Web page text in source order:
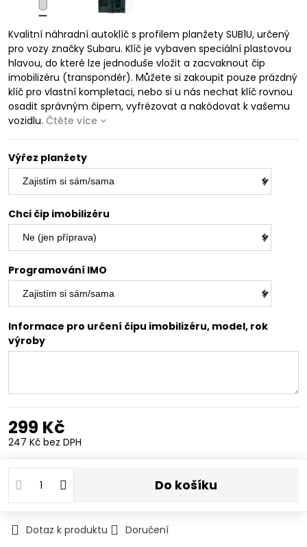
Kvalitní náhradní autoklíč s profilem planžety SUB1U, určený
pro vozy značky Subaru. Klíč je vybaven speciální plastovou
hlavou, do které lze jednoduše vložit a zacvaknout čip
imobilizéru (transpondér). Můžete si zakoupit pouze prázdný
klíč pro vlastní kompletaci, nebo si u nás nechat klíč rovnou
osadit správným čipem, vyfrézovat a nakódovat k vašemu
vozidlu. Čtěte více
Výřez planžety
Chci čip imobilizéru
Programování IMO
Informace pro určení čipu imobilizéru, model, rok
výroby
299 Kč
247 Kč bez DPH
Do košíku
Dotaz k produktu
Doručení